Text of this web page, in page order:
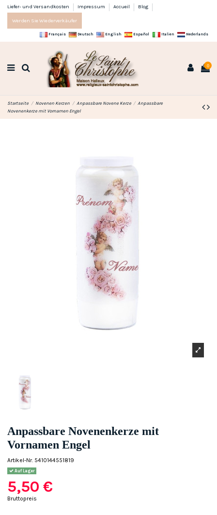
Liefer- und Versandkosten Impressum Accueil Blog
Werden Sie Wiederverkäufer
Français Deutsch English Español Italien Nederlands
0
Startseite Novenen Kerzen Anpassbare Novene Kerze
Anpassbare
Novenenkerze mit Vornamen Engel
Anpassbare Novenenkerze mit
Vornamen Engel
Artikel-Nr. 5410144551819
Auf Lager
5,50 €
Bruttopreis